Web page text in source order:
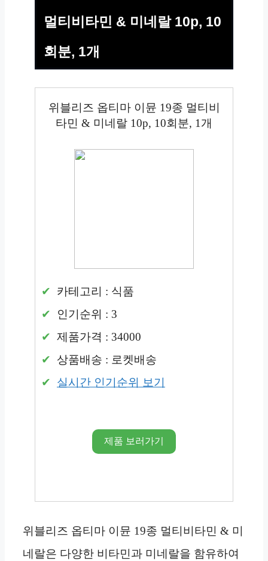
멀티비타민 & 미네랄 10p, 10
회분, 1개
위블리즈 옵티마 이뮨 19종 멀티비
타민 & 미네랄 10p, 10회분, 1개
카테고리 : 식품
인기순위 : 3
제품가격 : 34000
상품배송 : 로켓배송
실시간 인기순위 보기
제품 보러가기
위블리즈 옵티마 이뮨 19종 멀티비타민 & 미
네랄은 다양한 비타민과 미네랄을 함유하여